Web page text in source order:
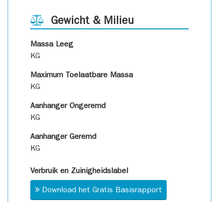
Gewicht & Milieu
Massa Leeg
KG
Maximum Toelaatbare Massa
KG
Aanhanger Ongeremd
KG
Aanhanger Geremd
KG
Verbruik en Zuinigheidslabel
Download het Gratis Basisrapport